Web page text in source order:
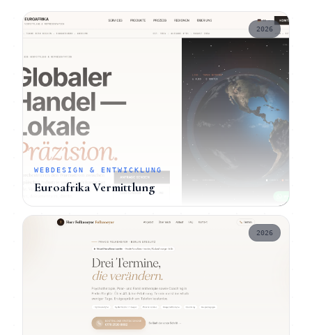
Projekt-Übersicht | Webdesign-Referenzen von Mihajlo Systems
2026
WEBDESIGN & ENTWICKLUNG
Euroafrika Vermittlung
2026